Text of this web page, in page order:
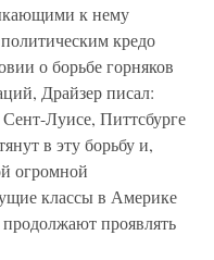
к нему
кредо
о борьбе горняков
Драйзер писал:
Луисе, Питтсбурге
в эту борьбу и,
огромной
классы в Америке
продолжают проявлять